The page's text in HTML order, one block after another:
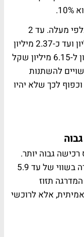
כעת, כל המדרגות צפויות לזוז בכ-4% כלפי מעלה. עד 2
מיליון שקל יהיה פטור מוחלט. מ-2 מיליון ועד כ-2.37 מיליון
שקל יהיה מס של 3.5%; בין 2.35 מיליון ל-6.15 מיליון שקל
עשויים להשתנות
לכך שלא יהיו
גבוה יותר.
הם שילמו 8% מס רכישה ב-2023 לדירה בשווי של עד 5.9
כשמעל לסכום זה מס של 10%. המדרגה תזוז
אמיתית, אלא לרוכשי